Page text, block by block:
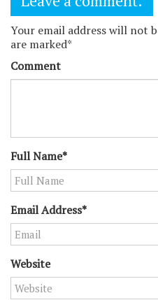
Your email address will not
are marked*
Comment
Full Name*
Email Address*
Website